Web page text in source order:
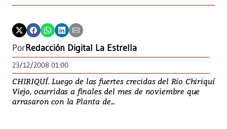
PorRedacción Digital La Estrella
23/12/2008 01:00
CHIRIQUÍ. Luego de las fuertes crecidas del Río Chiriquí
Viejo, ocurridas a finales del mes de noviembre que
arrasaron con la Planta de...